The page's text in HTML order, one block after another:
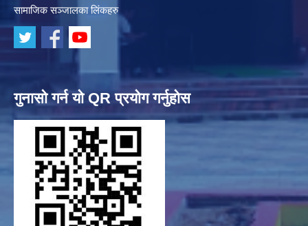
सामाजिक सञ्जालका लिंकहरु
गुनासो गर्न यो QR प्रयोग गर्नुहोस